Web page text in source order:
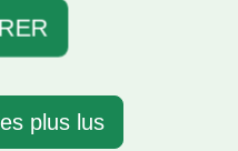
plus lus